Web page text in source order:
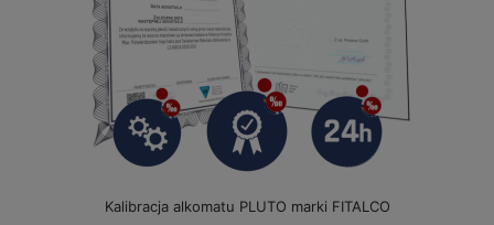
Kalibracja alkomatu PLUTO marki FITALCO